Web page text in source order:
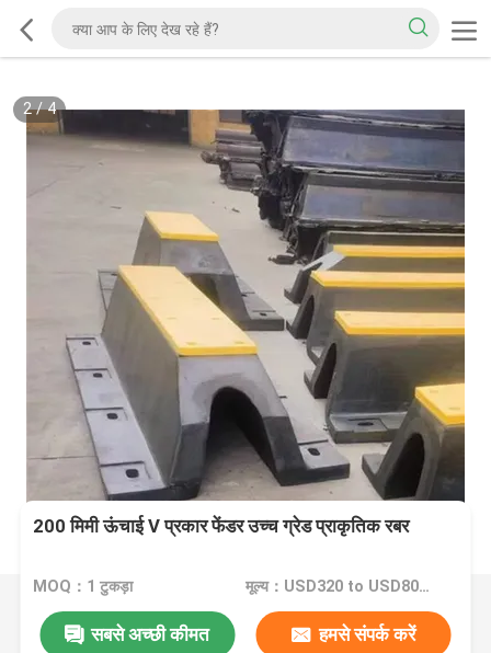
2/4
200 मिमी ऊंचाई V प्रकार फेंडर उच्च ग्रेड प्राकृतिक रबर
MOQ：1 टुकड़ा मूल्य：USD320 to USD800 Per Piece
सबसे अच्छी कीमत हमसे संपर्क करें